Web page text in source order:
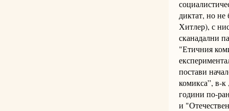
диктат, но не
Хитлер), с
сканадални
"Етичния
постави
комикса”, в-к
години по-
и